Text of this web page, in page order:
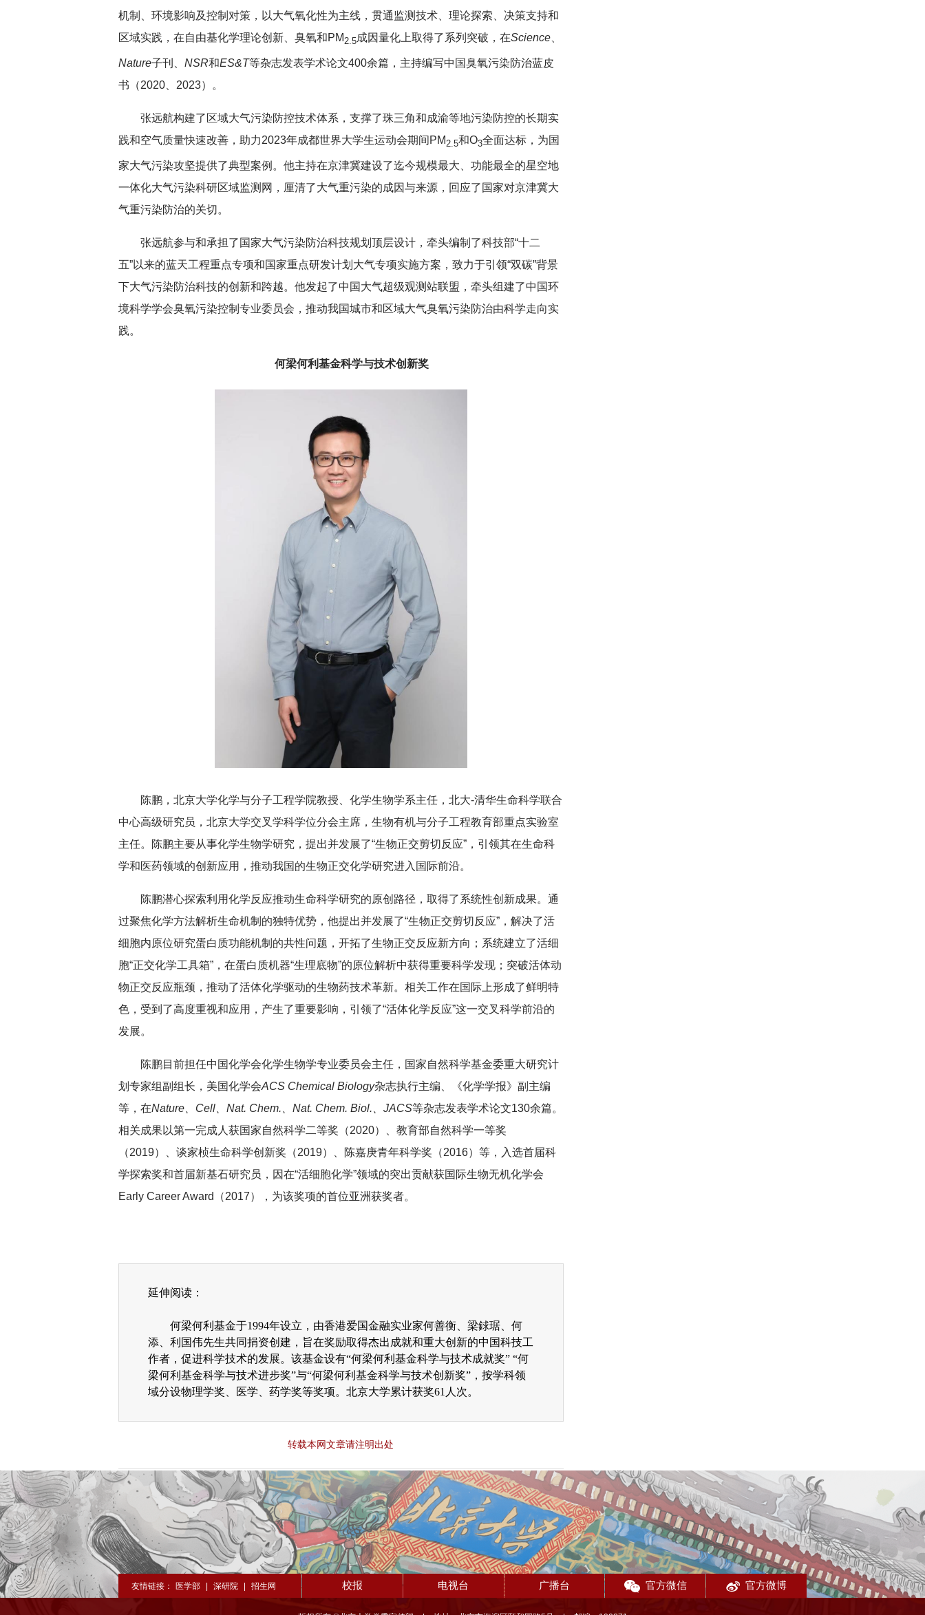
机制、环境影响及控制对策，以大气氧化性为主线，贯通监测技术、理论探索、决策支持和
区域实践，在自由基化学理论创新、臭氧和PM2.5成因量化上取得了系列突破，在Science
Nature子刊、 NSR和ES&T等杂志发表学术论文400余篇，主持编写中国臭氧污染防治蓝皮
书（2020、2023）。
张远航构建了区域大气污染防控技术体系，支撑了珠三角和成渝等地污染防控的长期实
践和空气质量快速改善，助力2023年成都世界大学生运动会期间PM2.5和O3全面达标，为国
家大气污染攻坚提供了典型案例。他主持在京津冀建设了迄今规模最大、功能最全的星空地
一体化大气污染科研区域监测网，厘清了大气重污染的成因与来源，回应了国家对京津冀大
气重污染防治的关切。
张远航参与和承担了国家大气污染防治科技规划顶层设计，牵头编制了科技部“十二
五”以来的蓝天工程重点专项和国家重点研发计划大气专项实施方案，致力于引领“双碳”背景
下大气污染防治科技的创新和跨越。他发起了中国大气超级观测站联盟，牵头组建了中国环
境科学学会臭氧污染控制专业委员会，推动我国城市和区域大气臭氧污染防治由科学走向实
践。
何梁何利基金科学与技术创新奖
陈鹏，北京大学化学与分子工程学院教授、化学生物学系主任，北大-清华生命科学联合
中心高级研究员，北京大学交叉学科学位分会主席，生物有机与分子工程教育部重点实验室
主任。
陈鹏主要从事化学生物学研究，提出并发展了“生物正交剪切反应”，引领其在生命科
学和医药领域的创新应用，推动我国的生物正交化学研究进入国际前沿。
陈鹏潜心探索利用化学反应推动生命科学研究的原创路径，取得了系统性创新成果。通
过聚焦化学方法解析生命机制的独特优势，他提出并发展了“生物正交剪切反应”，解决了活
细胞内原位研究蛋白质功能机制的共性问题，开拓了生物正交反应新方向；系统建立了活细
胞“正交化学工具箱”，在蛋白质机器“生理底物”的原位解析中获得重要科学发现；突破活体动
物正交反应瓶颈，推动了活体化学驱动的生物药技术革新。相关工作在国际上形成了鲜明特
色，受到了高度重视和应用，产生了重要影响，引领了“活体化学反应”这一交叉科学前沿的
发展。
陈鹏目前担任中国化学会化学生物学专业委员会主任，国家自然科学基金委重大研究计
划专家组副组长，美国化学会ACS Chemical Biology杂志执行主编、《化学学报》副主编
等，在Nature、Cell、Nat. Chem.、Nat. Chem. Biol.、JACS等杂志发表学术论文130余篇。
相关成果以第一完成人获国家自然科学二等奖（2020）、教育部自然科学一等奖
（2019）、谈家桢生命科学创新奖（2019）、陈嘉庚青年科学奖（2016）等，入选首届科
学探索奖和首届新基石研究员，因在“活细胞化学”领域的突出贡献获国际生物无机化学会
Early Career Award（2017），为该奖项的首位亚洲获奖者。
延伸阅读：
何梁何利基金于1994年设立，由香港爱国金融实业家何善衡、梁銶琚、何
添、利国伟先生共同捐资创建，旨在奖励取得杰出成就和重大创新的中国科技工
作者，促进科学技术的发展。该基金设有“何梁何利基金科学与技术成就奖” “何
梁何利基金科学与技术进步奖”与“何梁何利基金科学与技术创新奖”，按学科领
域分设物理学奖、医学、药学奖等奖项。北京大学累计获奖61人次。
转载本网文章请注明出处
友情链接： 医学部 深研院 招生网 校报 电视台 广播台 官方微信 官方微博